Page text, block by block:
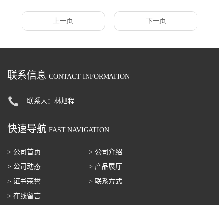
上一页 下一页
联系信息 CONTACT INFORMATION
联系人：林旭程
快速导航 FAST NAVIGATION
> 公司首页
> 公司介绍
> 公司动态
> 产品展厅
> 证书荣誉
> 联系方式
> 在线留言